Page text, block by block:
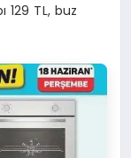
129 TL, buz